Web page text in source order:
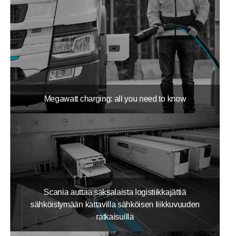
Megawatt charging: all you need to know
Scania auttaa saksalaista logistiikkajättiä
sähköistymään kattavilla sähköisen liikkuvuuden
ratkaisuilla